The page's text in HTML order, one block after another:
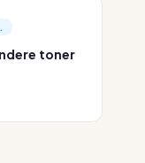
toner